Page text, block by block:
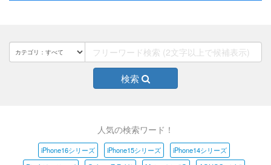
検索
人気の検索ワード！
iPhone16シリーズ iPhone15シリーズ
iPhone14シリーズ